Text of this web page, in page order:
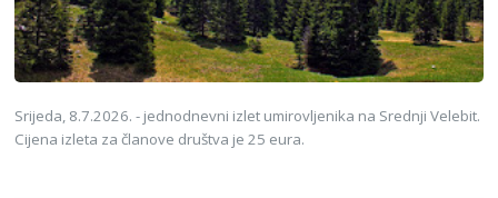
Srijeda, 8.7.2026. - jednodnevni izlet umirovljenika na Srednji Velebit.
Cijena izleta za članove društva je 25 eura.